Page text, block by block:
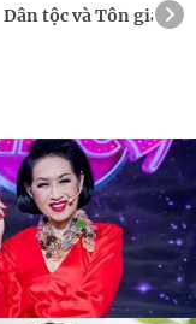
Dân tộc và Tôn giáo